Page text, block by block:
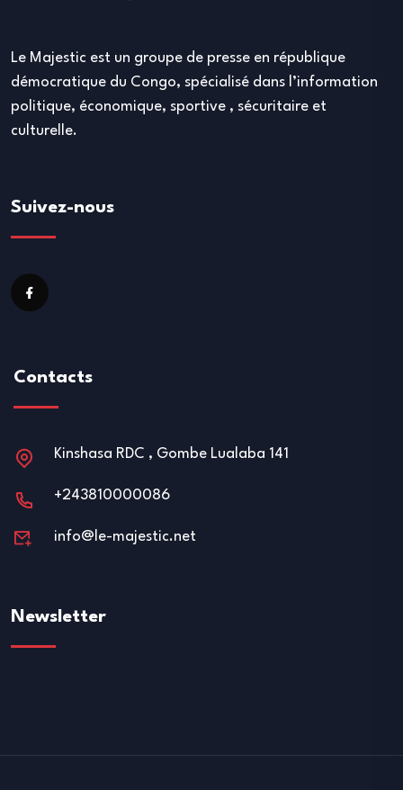
Le Majestic est un groupe de presse en république
démocratique du Congo, spécialisé dans l’information
politique, économique, sportive , sécuritaire et
culturelle.
Suivez-nous
Contacts
Kinshasa RDC , Gombe Lualaba 141
+243810000086
info@le-majestic.net
Newsletter